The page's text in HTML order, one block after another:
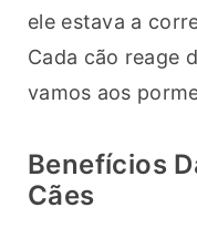
ele estava a
Cada cão reage
vamos aos
Benefícios
Cães